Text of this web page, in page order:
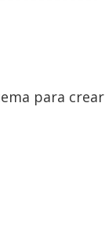
para crear